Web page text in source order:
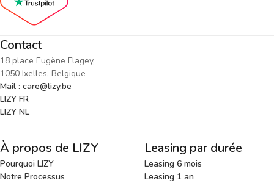
Contact
18 place Eugène Flagey,
1050 Ixelles, Belgique
Mail : care@lizy.be
LIZY FR
LIZY NL
À propos de LIZY
Pourquoi LIZY
Notre Processus
Leasing par durée
Leasing 6 mois
Leasing 1 an